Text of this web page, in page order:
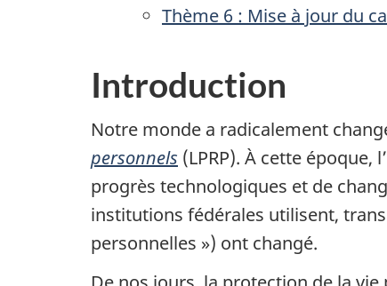
Thème 6 : Mise à jour du
Introduction
Notre monde a radicalement
personnels (LPRP). À cette
progrès technologiques et de
institutions fédérales utilisent,
personnelles ») ont changé.